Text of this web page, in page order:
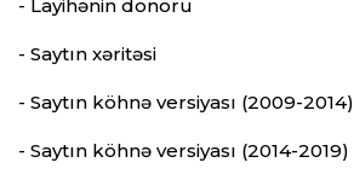
- Layihənin donoru
- Saytın xəritəsi
- Saytın köhnə versiyası (2009-2014)
- Saytın köhnə versiyası (2014-2019)